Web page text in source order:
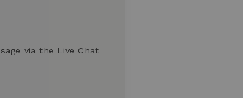
via the Live Chat